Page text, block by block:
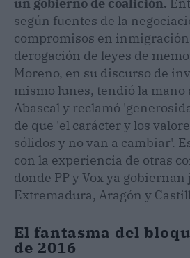
según fuentes de la
compromisos en
derogación de leyes de
Moreno, en su discurso de
mismo lunes, tendió la mano
Abascal y reclamó
de que 'el carácter y los
sólidos y no van a cambiar'.
con la experiencia de otras
donde PP y Vox ya gobiernan
Extremadura, Aragón y
El fantasma del
de 2016